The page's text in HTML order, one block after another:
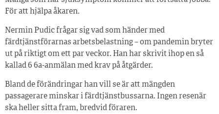
För att hjälpa åkaren.
Nermin Pudic frågar sig vad som händer med
färdtjänstförarnas arbetsbelastning – om pandemin bryter
ut på riktigt om ett par veckor. Han har skrivit ihop en så
kallad 6 6a-anmälan med krav på åtgärder.
Bland de förändringar han vill se är att mängden
passagerare minskar i färdtjänstbussarna. Ingen resenär
ska heller sitta fram, bredvid föraren.